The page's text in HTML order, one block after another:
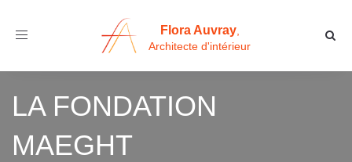
Toggle
Flora Auvray,
Architecte d'intérieur
LA FONDATION
MAEGHT